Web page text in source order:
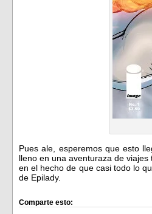
Pues ale, esperemos que esto
lleno en una aventuraza de
en el hecho de que casi todo lo
de Epilady.
Comparte esto: